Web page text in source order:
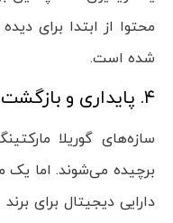
محتوا از ابتدا برای
شده است.
۴. پایداری و بازگشت سرمایه
سازه‌های گوریلا
دارایی دیجیتال برای